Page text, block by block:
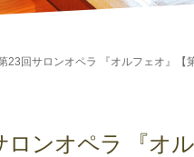
23回サロンオペラ 『オルフェオ』【
ロンオペラ 『オ